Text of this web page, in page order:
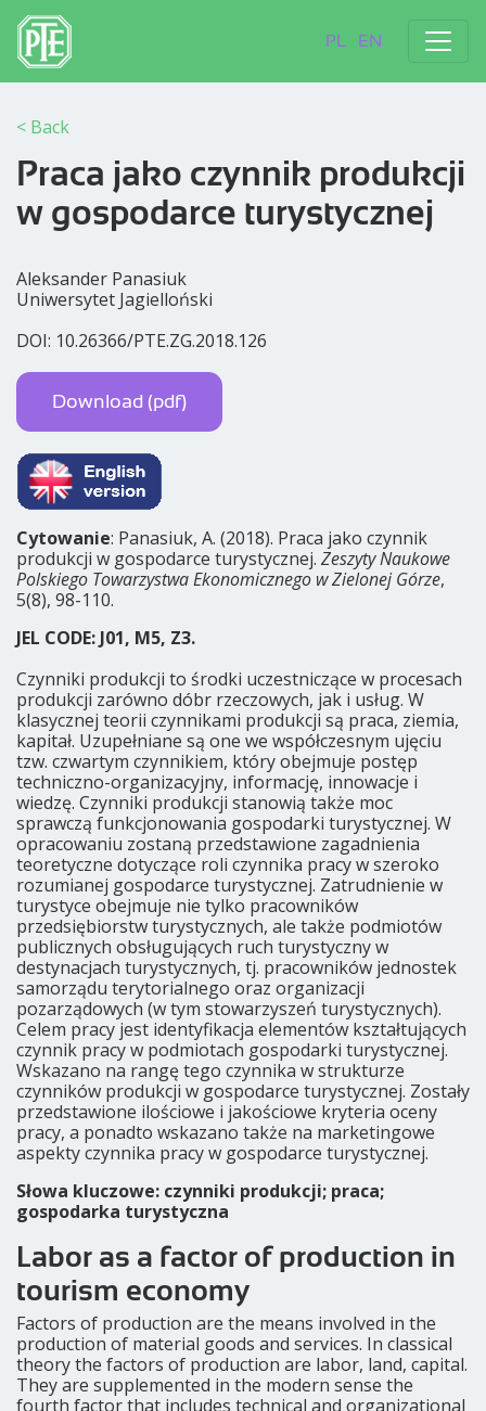
PL EN
< Back
Praca jako czynnik produkcji
w gospodarce turystycznej
Aleksander Panasiuk
Uniwersytet Jagielloński
DOI: 10.26366/PTE.ZG.2018.126
Download (pdf)
Cytowanie: Panasiuk, A. (2018). Praca jako czynnik
produkcji w gospodarce turystycznej. Zeszyty Naukowe
Polskiego Towarzystwa Ekonomicznego w Zielonej Górze,
5(8), 98-110.
JEL CODE: J01, M5, Z3.
Czynniki produkcji to środki uczestniczące w procesach
produkcji zarówno dóbr rzeczowych, jak i usług. W
klasycznej teorii czynnikami produkcji są praca, ziemia,
kapitał. Uzupełniane są one we współczesnym ujęciu
tzw. czwartym czynnikiem, który obejmuje postęp
techniczno-organizacyjny, informację, innowacje i
wiedzę. Czynniki produkcji stanowią także moc
sprawczą funkcjonowania gospodarki turystycznej. W
opracowaniu zostaną przedstawione zagadnienia
teoretyczne dotyczące roli czynnika pracy w szeroko
rozumianej gospodarce turystycznej. Zatrudnienie w
turystyce obejmuje nie tylko pracowników
przedsiębiorstw turystycznych, ale także podmiotów
publicznych obsługujących ruch turystyczny w
destynacjach turystycznych, tj. pracowników jednostek
samorządu terytorialnego oraz organizacji
pozarządowych (w tym stowarzyszeń turystycznych).
Celem pracy jest identyfikacja elementów kształtujących
czynnik pracy w podmiotach gospodarki turystycznej.
Wskazano na rangę tego czynnika w strukturze
czynników produkcji w gospodarce turystycznej. Zostały
przedstawione ilościowe i jakościowe kryteria oceny
pracy, a ponadto wskazano także na marketingowe
aspekty czynnika pracy w gospodarce turystycznej.
Słowa kluczowe: czynniki produkcji; praca;
gospodarka turystyczna
Labor as a factor of production in
tourism economy
Factors of production are the means involved in the
production of material goods and services. In classical
theory the factors of production are labor, land, capital.
They are supplemented in the modern sense the
fourth factor that includes technical and organizational